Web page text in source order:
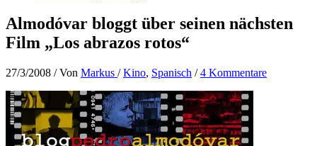
Almodóvar bloggt über seinen nächsten
Film „Los abrazos rotos“
27/3/2008 / Von Markus /Kino, Spanisch /4 Kommentare